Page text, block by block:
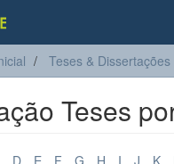
Teses & Dissertações
Teses
D E F G H I J K